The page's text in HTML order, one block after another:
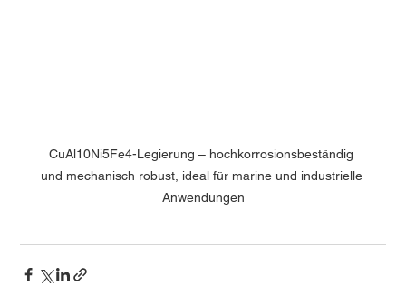
CuAl10Ni5Fe4-Legierung – hochkorrosionsbeständig
und mechanisch robust, ideal für marine und industrielle
Anwendungen